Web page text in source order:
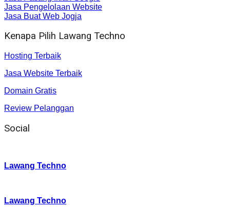
Jasa Pengelolaan Website
Jasa Buat Web Jogja
Kenapa Pilih Lawang Techno
Hosting Terbaik
Jasa Website Terbaik
Domain Gratis
Review Pelanggan
Social
Lawang Techno
Lawang Techno